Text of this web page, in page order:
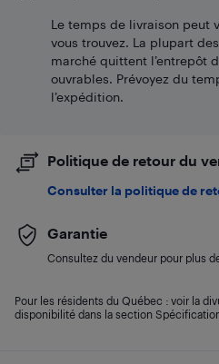
Le temps de livraison peut
vous trouvez. La plupart
marché quittent l’entrepôt
ouvrables. Prévoyez du
l’expédition.
Politique de retour du
Consulter la politique de
Garantie
Consultez du vendeur pour plus
Pour les résidents du Québec : voir la
disponibilité dans la section